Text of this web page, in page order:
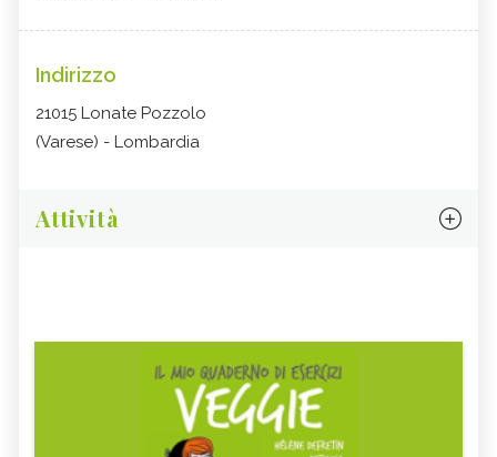
Indirizzo
21015 Lonate Pozzolo
(Varese) - Lombardia
Attività